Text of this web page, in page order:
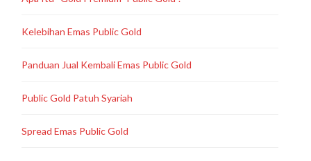
Kelebihan Emas Public Gold
Panduan Jual Kembali Emas Public Gold
Public Gold Patuh Syariah
Spread Emas Public Gold